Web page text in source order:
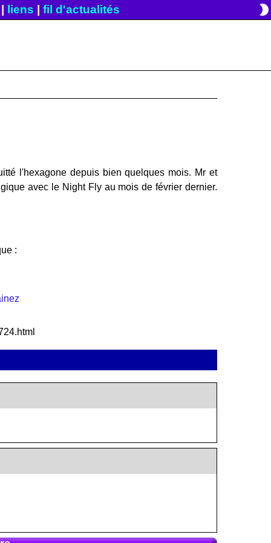
liens fil d'actualités brightness_2
l'hexagone depuis bien quelques mois. Mr et
avec le Night Fly au mois de février dernier.
: